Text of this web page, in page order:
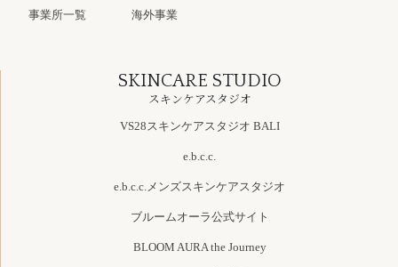
事業所一覧 海外事業
SKINCARE STUDIO
スキンケアスタジオ
VS28スキンケアスタジオ BALI
e.b.c.c.
e.b.c.c.メンズスキンケアスタジオ
ブルームオーラ公式サイト
BLOOM AURA the Journey